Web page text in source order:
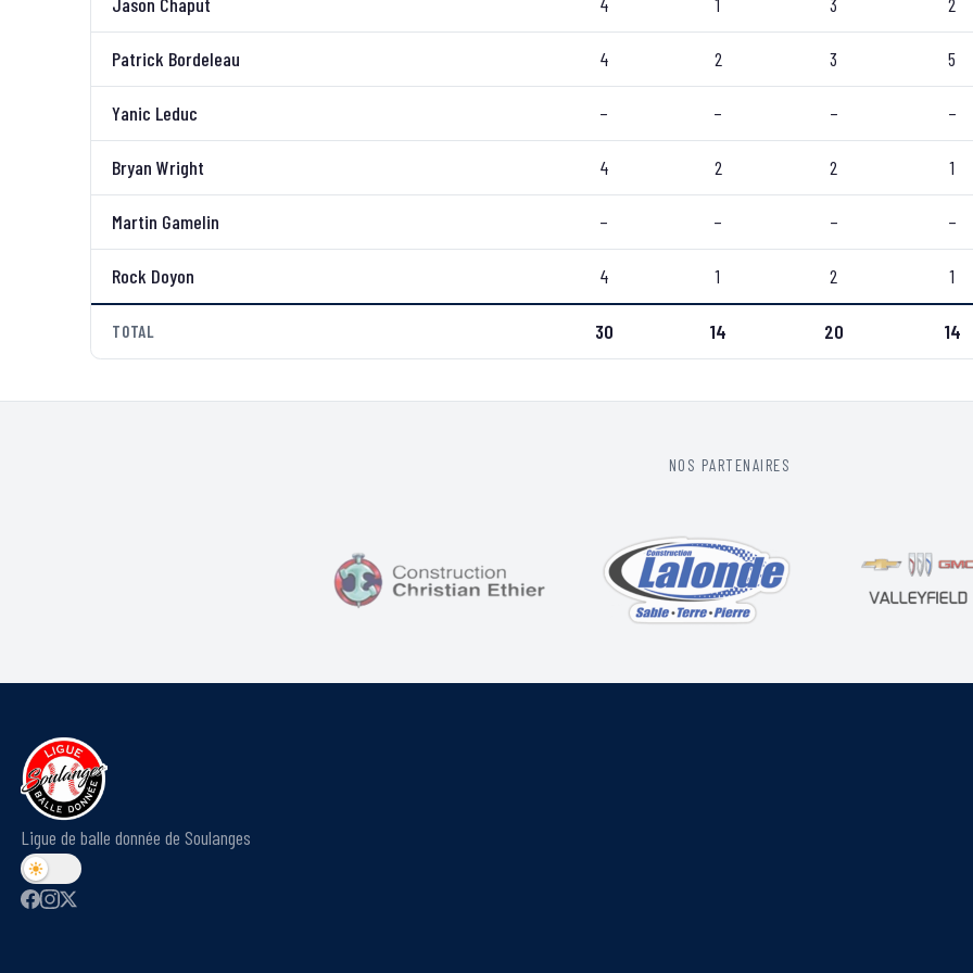
Patrick Bordeleau 4 2 3 5
Yanic Leduc – – – –
Bryan Wright 4 2 2 1
Martin Gamelin – – – –
Rock Doyon 4 1 2 1
TOTAL 30 14 20 14
NOS PARTENAIRES
Ligue de balle donnée de Soulanges